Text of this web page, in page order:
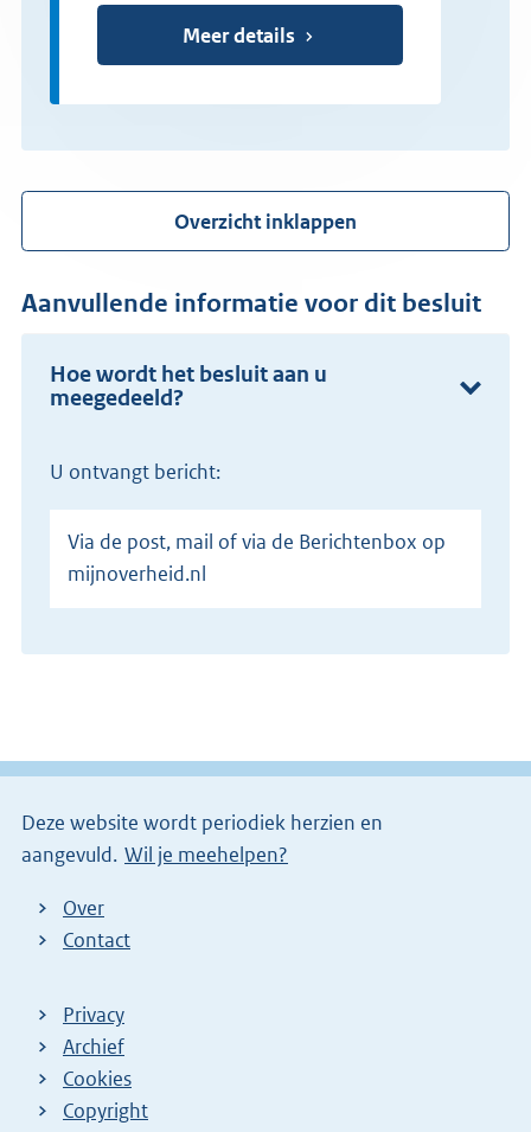
Meer details
Overzicht inklappen
Aanvullende informatie voor dit besluit
Hoe wordt het besluit aan u
meegedeeld?
U ontvangt bericht:
Via de post, mail of via de Berichtenbox op
mijnoverheid.nl
Deze website wordt periodiek herzien en
aangevuld. Wil je meehelpen?
Over
Contact
Privacy
Archief
Cookies
Copyright